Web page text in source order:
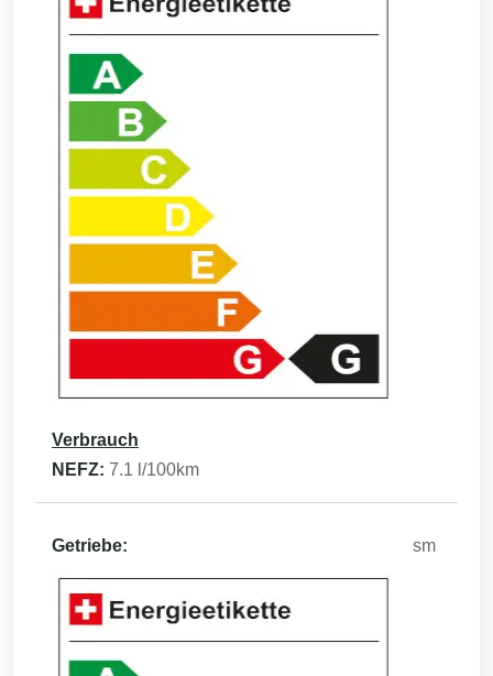
Verbrauch
NEFZ: 7.1 l/100km
Getriebe: sm